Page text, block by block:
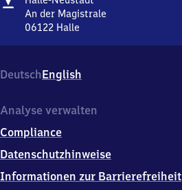
Neustadt
An der Magistrale
06122 Halle
An
der
0
1
2
Halle
DeutschEnglish
Analyse verwalten
Compliance
Datenschutzhinweise
Informationen zur Barrierefreiheit